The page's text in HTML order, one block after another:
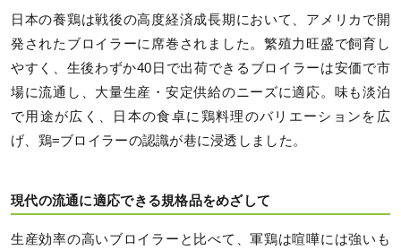
日本の養鶏は戦後の高度経済成長期において、アメリカで開
発されたブロイラーに席巻されました。繁殖力旺盛で飼育し
やすく、生後わずか40日で出荷できるブロイラーは安価で市
場に流通し、大量生産・安定供給のニーズに適応。味も淡泊
で用途が広く、日本の食卓に鶏料理のバリエーションを広
げ、鶏=ブロイラーの認識が巷に浸透しました。
現代の流通に適応できる規格品をめざして
生産効率の高いブロイラーと比べて、軍鶏は喧嘩には強いも